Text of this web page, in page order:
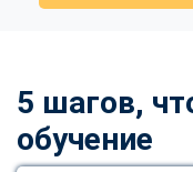
5 шагов,
обучение